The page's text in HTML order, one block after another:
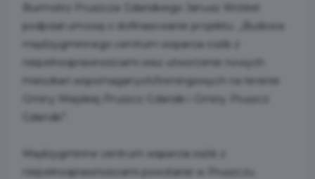
Burmistrz Pruszcza Gdańskiego Janusz Wróbel
podpisał umowę o dofinasowanie projektu: „Budowa
międzygminnego centrum wsparcia osób z
niepełnosprawnościami oraz utworzenie nowych
mieszkań wspomaganych/treningowych na terenie
Gminy Miejskiej Pruszcz Gdański i Gminy Pruszcz
Gdański”.
Międzygminne centrum wsparcia osób z
niepełnosprawnościami powstanie w Pruszczu